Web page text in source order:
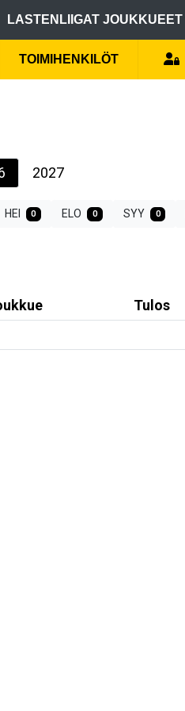
LASTENLIIGAT JOUKKUEET
TOIMIHENKILÖT
2027
HEI 0 ELO 0 SYY 0
Tulos